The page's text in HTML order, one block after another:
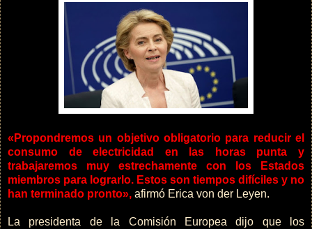
«Propondremos un objetivo obligatorio para reducir el
consumo de electricidad en las horas punta y
trabajaremos muy estrechamente con los Estados
miembros para lograrlo. Estos son tiempos difíciles y no
han terminado pronto», afirmó Erica von der Leyen.
La presidenta de la Comisión Europea dijo que los